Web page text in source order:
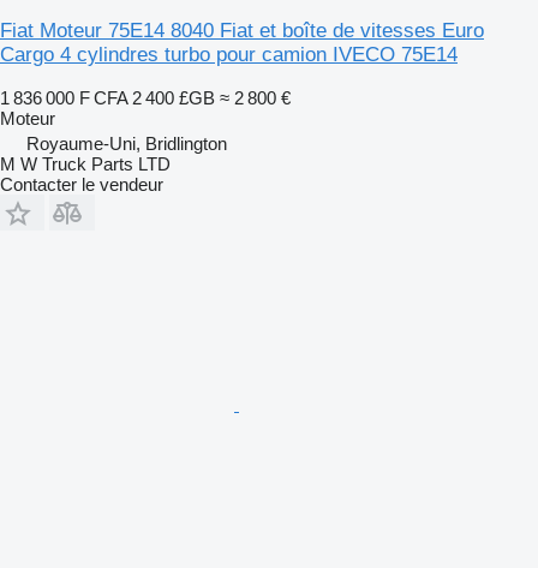
Fiat Moteur 75E14 8040 Fiat et boîte de vitesses Euro
Cargo 4 cylindres turbo pour camion IVECO 75E14
1 836 000 F CFA 2 400 £GB ≈ 2 800 €
Moteur
Royaume-Uni, Bridlington
M W Truck Parts LTD
Contacter le vendeur